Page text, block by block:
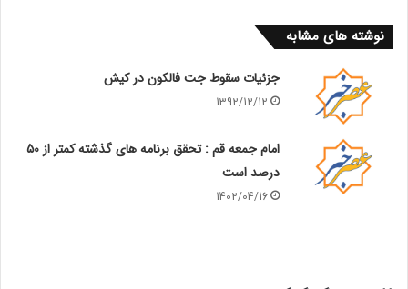
نوشته های مشابه
جزئیات سقوط جت فالکون در کیش
1392/12/12
امام جمعه قم : تحقق برنامه‌ های گذشته کمتر از ۵۰
درصد است
1402/04/16